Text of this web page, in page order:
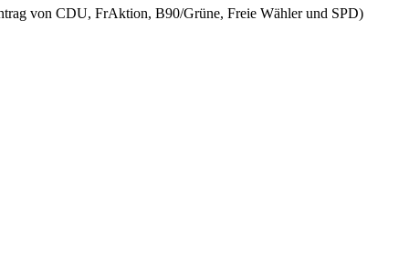
von CDU, FrAktion, B90/Grüne, Freie Wähler und SPD)